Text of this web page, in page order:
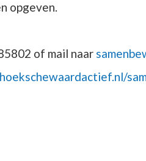
opgeven.
of mail naar